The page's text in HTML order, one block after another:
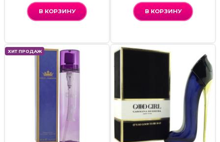
В КОРЗИНУ В КОРЗИНУ
ХИТ ПРОДАЖ